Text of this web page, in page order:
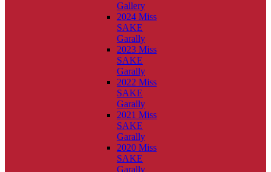
Gallery
2024 Miss
SAKE
Garally
2023 Miss
SAKE
Garally
2022 Miss
SAKE
Garally
2021 Miss
SAKE
Garally
2020 Miss
SAKE
Garally